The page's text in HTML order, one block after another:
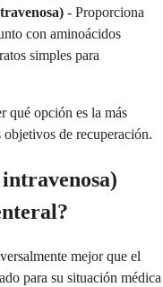
- Proporciona
con aminoácidos
simples para
qué opción es la más
de recuperación.
mejor que el
para su situación médica